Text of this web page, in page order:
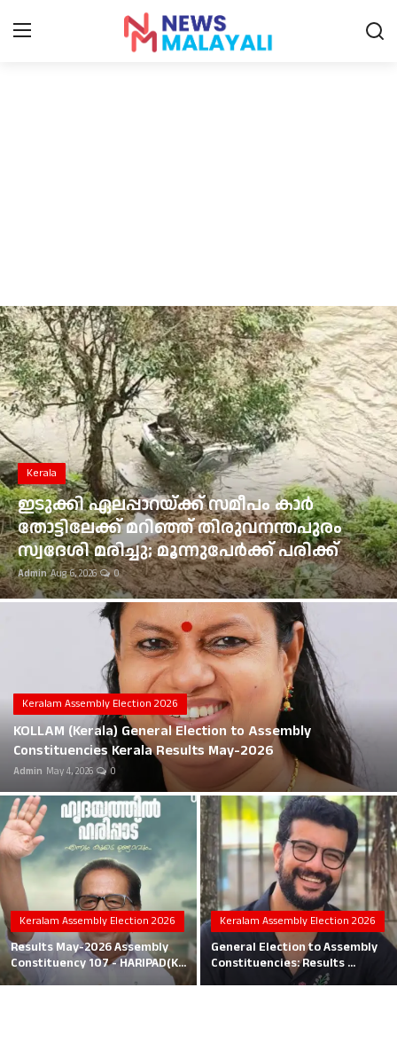
Entertainment
Sports
Food
Gulf News
Loksabha Election 2024
Technology
Health
Jobs Mall
Career
Education
Business
Local News
Earn Money
Tutorials
Malayalam
Kerala
ഇടുക്കി ഏലപ്പാറയ്ക്ക് സമീപം കാർ
തോട്ടിലേക്ക് മറിഞ്ഞ് തിരുവനന്തപുരം
സ്വദേശി മരിച്ചു; മൂന്നുപേർക്ക് പരിക്ക്
Admin Aug 6, 2026 0
Keralam Assembly Election 2026
KOLLAM (Kerala) General Election to Assembly
Constituencies Kerala Results May-2026
Admin May 4, 2026 0
Keralam Assembly Election 2026
Results May-2026 Assembly
Constituency 107 - HARIPAD(K...
Keralam Assembly Election 2026
General Election to Assembly
Constituencies: Results ...